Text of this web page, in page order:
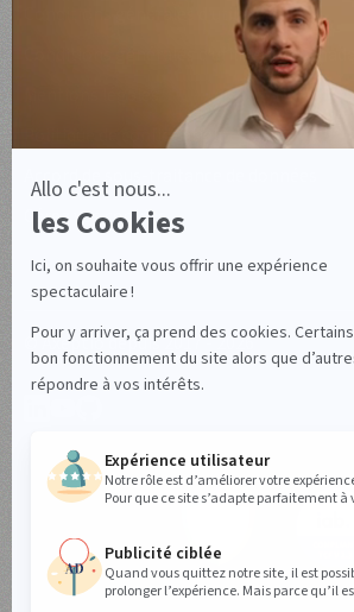
Conditions générales d'utilisation
Conditions générales d'utilisation Canada
Politique de confidentialité
Accord de sous-traitance de données
Gérez vos cookies
© Axeptio depuis 2017 - 2026